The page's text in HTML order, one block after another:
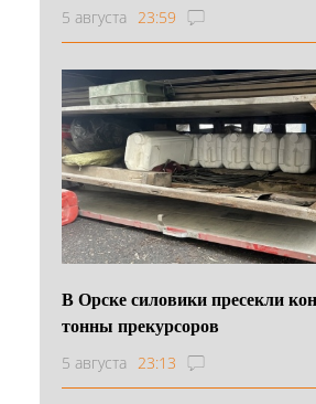
5 августа 23:59
В Орске силовики пресекли
тонны прекурсоров
5 августа 23:13